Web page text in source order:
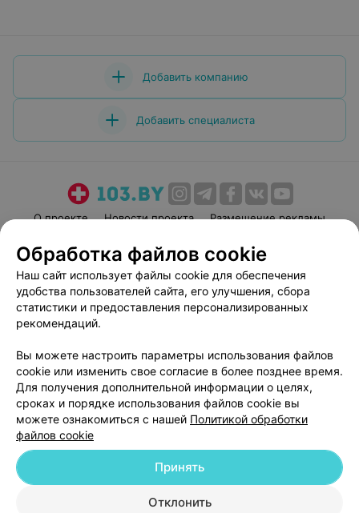
Добавить компанию
Добавить специалиста
О проекте Новости проекта
Размещение рекламы
Пользовательское соглашение
Способы оплаты
Вакансии
Партнеры
Написать руководителю 103.by
Персональные настройки cookie
Обработка персональных данных
© 2026 ООО «Артокс Лаб», УНП 191700409| 220012, Республика Беларусь,
г. Минск, улица Толбухина, 2, пом. 16 | help@103.by
Обработка файлов cookie
Наш сайт использует файлы cookie для обеспечения
удобства пользователей сайта, его улучшения, сбора
статистики и предоставления персонализированных
рекомендаций.
Вы можете настроить параметры использования файлов
cookie или изменить свое согласие в более позднее время.
Для получения дополнительной информации о целях,
сроках и порядке использования файлов cookie вы
можете ознакомиться с нашей Политикой обработки
файлов cookie
Отклонить
Принять